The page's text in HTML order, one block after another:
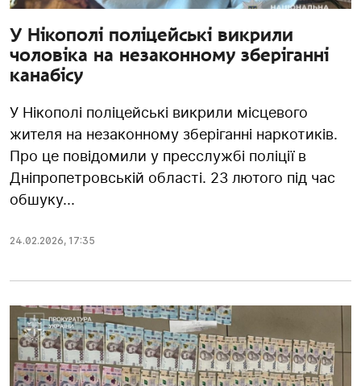
У Нікополі поліцейські викрили
чоловіка на незаконному зберіганні
канабісу
У Нікополі поліцейські викрили місцевого
жителя на незаконному зберіганні наркотиків.
Про це повідомили у пресслужбі поліції в
Дніпропетровській області. 23 лютого під час
обшуку...
24.02.2026, 17:35